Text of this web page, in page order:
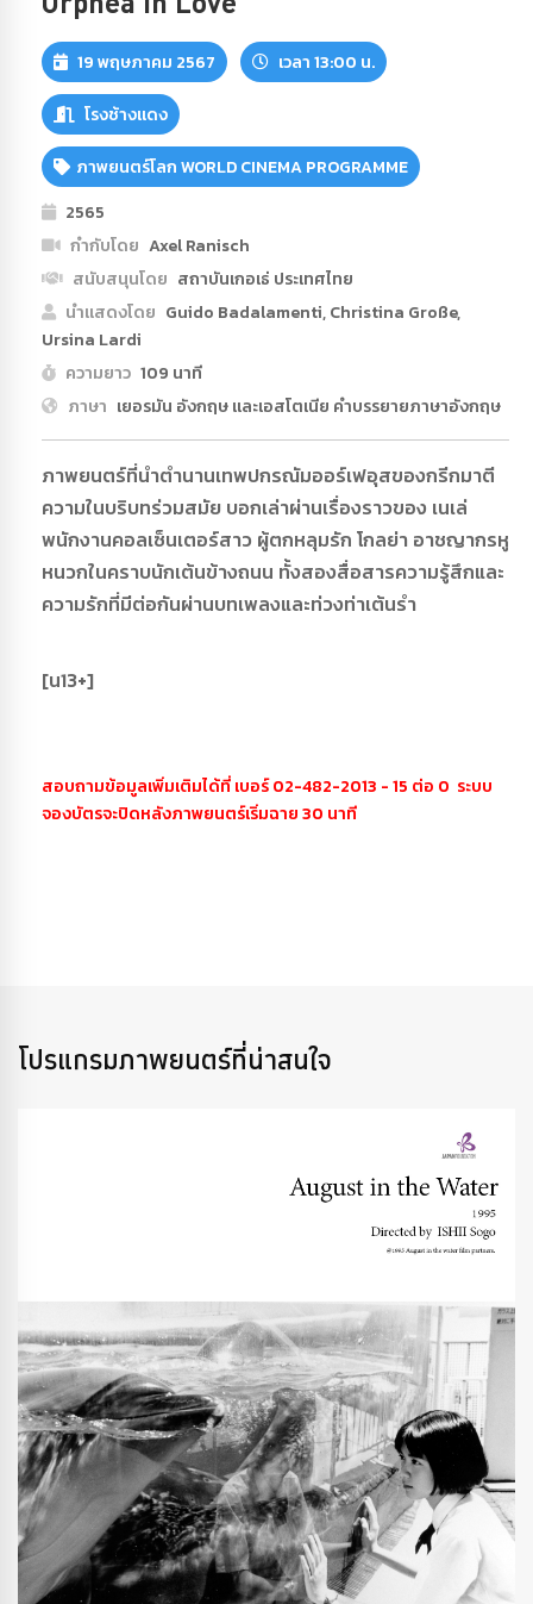
19 พฤษภาคม 2567 เวลา 13:00 น.
โรงช้างแดง
ภาพยนตร์โลก WORLD CINEMA PROGRAMME
2565
กำกับโดย Axel Ranisch
สนับสนุนโดย สถาบันเกอเธ่ ประเทศไทย
นำแสดงโดย Guido Badalamenti, Christina Große,
Ursina Lardi
ความยาว 109 นาที
ภาษา เยอรมัน อังกฤษ และเอสโตเนีย คำบรรยายภาษาอังกฤษ
ภาพยนตร์ที่นำตำนานเทพปกรณัมออร์เฟอุสของกรีกมาตี
ความในบริบทร่วมสมัย บอกเล่าผ่านเรื่องราวของ เนเล่
พนักงานคอลเซ็นเตอร์สาว ผู้ตกหลุมรัก โกลย่า อาชญากรหู
หนวกในคราบนักเต้นข้างถนน ทั้งสองสื่อสารความรู้สึกและ
ความรักที่มีต่อกันผ่านบทเพลงและท่วงท่าเต้นรำ
[น13+]
สอบถามข้อมูลเพิ่มเติมได้ที่ เบอร์ 02-482-2013 - 15 ต่อ 0 ระบบ
จองบัตรจะปิดหลังภาพยนตร์เริ่มฉาย 30 นาที
โปรแกรมภาพยนตร์ที่น่าสนใจ